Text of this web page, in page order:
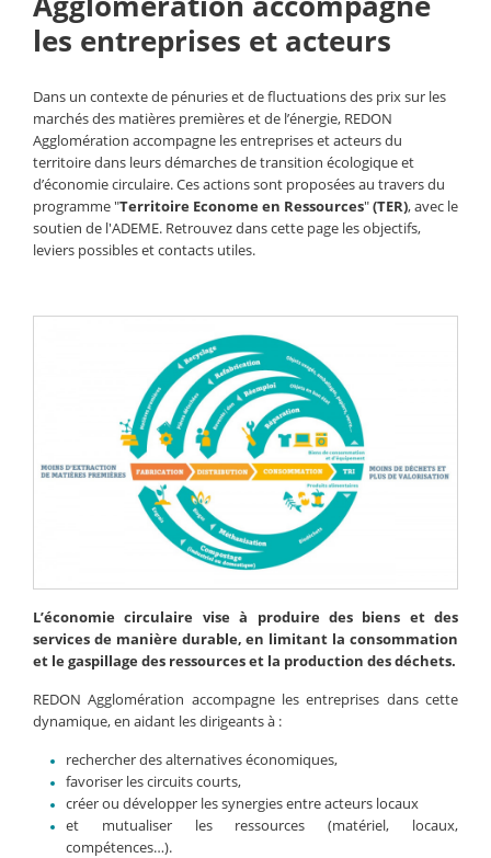
les entreprises et acteurs
Dans un contexte de pénuries et de fluctuations des prix sur les
marchés des matières premières et de l’énergie, REDON
Agglomération accompagne les entreprises et acteurs du
territoire dans leurs démarches de transition écologique et
d’économie circulaire. Ces actions sont proposées au travers du
programme "Territoire Econome en Ressources"(TER), avec le
soutien de l'ADEME. Retrouvez dans cette page les objectifs,
leviers possibles et contacts utiles.
L’économie circulaire vise à produire des biens et des
services de manière durable, en limitant la consommation
et le gaspillage des ressources et la production des déchets.
REDON Agglomération accompagne les entreprises dans cette
dynamique, en aidant les dirigeants à :
rechercher des alternatives économiques,
favoriser les circuits courts,
créer ou développer les synergies entre acteurs locaux
et mutualiser les ressources (matériel, locaux,
compétences…).